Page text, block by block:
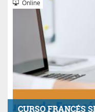
CURSO FRANCÉS
Online